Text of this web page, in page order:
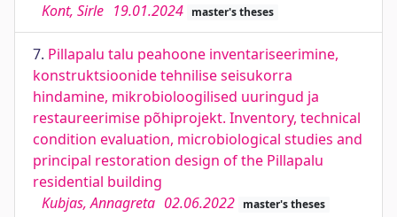
Kont, Sirle 19.01.2024 master's theses
7. Pillapalu talu peahoone inventariseerimine,
konstruktsioonide tehnilise seisukorra
hindamine, mikrobioloogilised uuringud ja
restaureerimise põhiprojekt. Inventory, technical
condition evaluation, microbiological studies and
principal restoration design of the Pillapalu
residential building
Kubjas, Annagreta 02.06.2022 master's theses